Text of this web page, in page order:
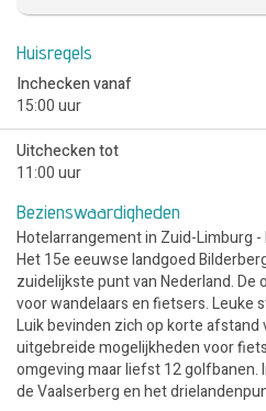
Huisregels
Inchecken vanaf
15:00 uur
Uitchecken tot
11:00 uur
Bezienswaardigheden
Hotelarrangement in Zuid-Limburg
Het 15e eeuwse landgoed
zuidelijkste punt van Nederland.
voor wandelaars en fietsers. Leuke
Luik bevinden zich op korte afstand
uitgebreide mogelijkheden voor
omgeving maar liefst 12 golfbanen.
de Vaalserberg en het